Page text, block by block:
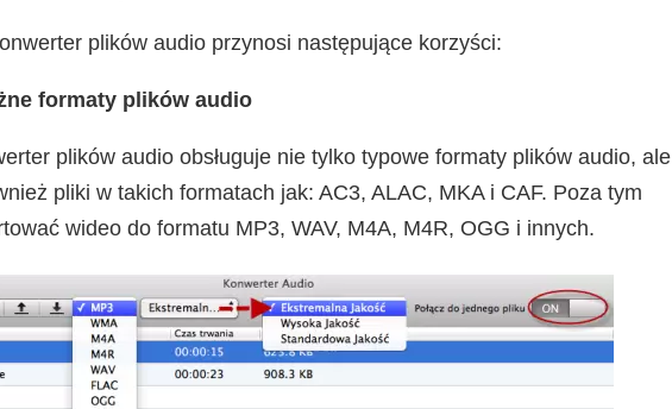
plików audio przynosi następujące korzyści:
formaty plików audio
plików audio obsługuje nie tylko typowe formaty plików audio, ale
pliki w takich formatach jak: AC3, ALAC, MKA i CAF. Poza tym
wideo do formatu MP3, WAV, M4A, M4R, OGG i innych.